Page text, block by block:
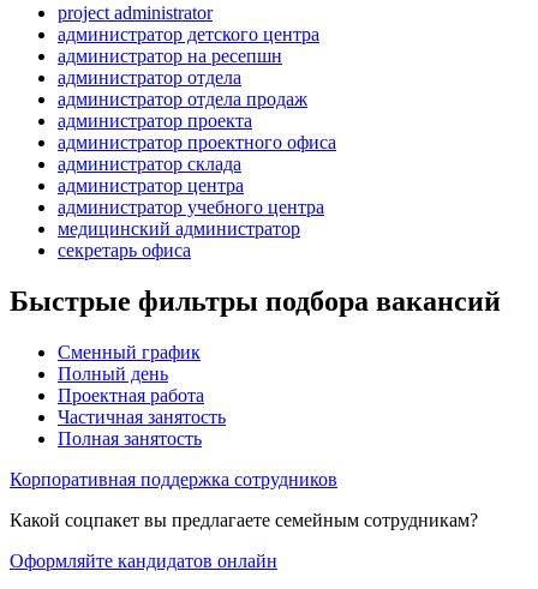
project administrator
администратор детского центра
администратор на ресепшн
администратор отдела
администратор отдела продаж
администратор проекта
администратор проектного офиса
администратор склада
администратор центра
администратор учебного центра
медицинский администратор
секретарь офиса
Быстрые фильтры подбора вакансий
Сменный график
Полный день
Проектная работа
Частичная занятость
Полная занятость
Корпоративная поддержка сотрудников
Какой соцпакет вы предлагаете семейным сотрудникам?
Оформляйте кандидатов онлайн